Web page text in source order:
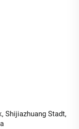
Shijiazhuang Stadt,